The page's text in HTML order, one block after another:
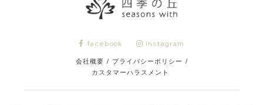
facebook instagram
会社概要 / プライバシーポリシー /
カスタマーハラスメント